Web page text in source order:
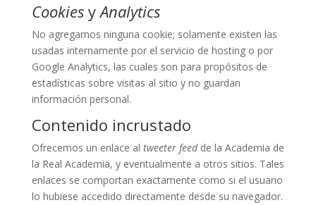
CookiesyAnalytics
No agregamos ninguna cookie; solamente existen las
usadas internamente por el servicio de hosting o por
Google Analytics, las cuales son para propósitos de
estadísticas sobre visitas al sitio y no guardan
información personal.
Contenido incrustado
Ofrecemos un enlace al tweeter feedde la Academia de
la Real Academia, y eventualmente a otros sitios. Tales
enlaces se comportan exactamente como si el usuario
lo hubiese accedido directamente desde su navegador.